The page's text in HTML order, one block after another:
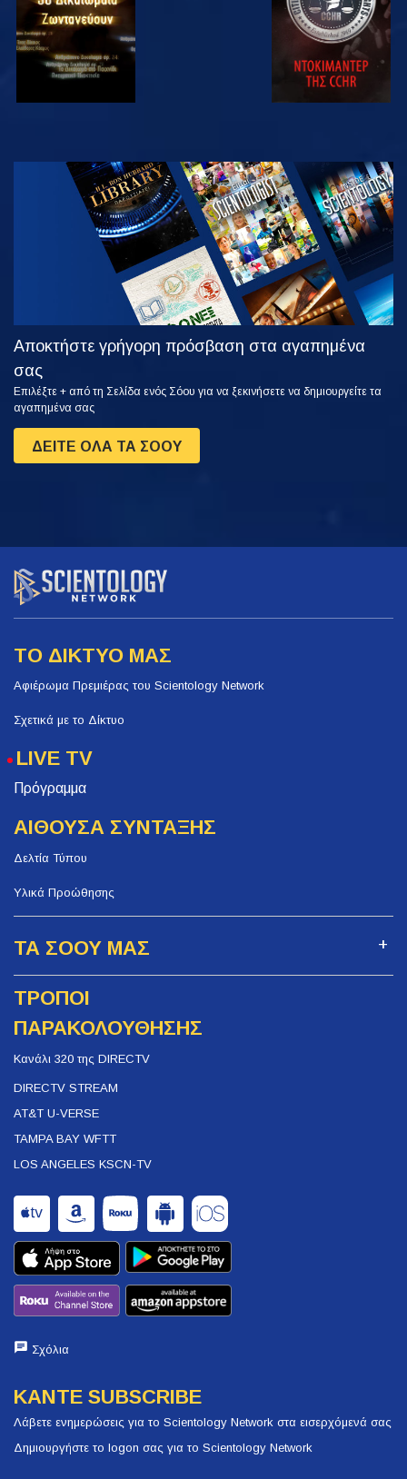
ΠΑΡΑΚΟΛΟΥΘΗΣΤΕ
ΕΞΕΡΕΥΝΗΣΤΕ
ΤΗ ΣΕΙΡΑ
Αποκτήστε γρήγορη πρόσβαση στα αγαπημένα
σας
Επιλέξτε + από τη Σελίδα ενός Σόου για να ξεκινήσετε να δημιουργείτε τα
αγαπημένα σας
ΔΕΙΤΕ ΟΛΑ ΤΑ ΣΟΟΥ
ΤΟ ΔΙΚΤΥΟ ΜΑΣ
Αφιέρωμα Πρεμιέρας του Scientology Network
Σχετικά με το Δίκτυο
LIVE TV
Πρόγραμμα
ΑΙΘΟΥΣΑ ΣΥΝΤΑΞΗΣ
Δελτία Τύπου
Υλικά Προώθησης
ΤΑ ΣΟΟΥ ΜΑΣ
ΤΡΟΠΟΙ
ΠΑΡΑΚΟΛΟΥΘΗΣΗΣ
Κανάλι 320 της DIRECTV
DIRECTV STREAM
AT&T U-VERSE
TAMPA BAY WFTT
LOS ANGELES KSCN-TV
Σχόλια
ΚΑΝΤΕ SUBSCRIBE
Λάβετε ενημερώσεις για το Scientology Network στα εισερχόμενά σας
Δημιουργήστε το logon σας για το Scientology Network